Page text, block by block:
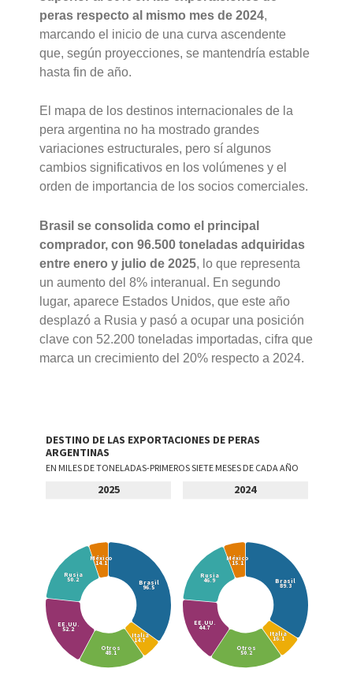
peras respecto al mismo mes de 2024,
marcando el inicio de una curva ascendente
que, según proyecciones, se mantendría estable
hasta fin de año.
El mapa de los destinos internacionales de la
pera argentina no ha mostrado grandes
variaciones estructurales, pero sí algunos
cambios significativos en los volúmenes y el
orden de importancia de los socios comerciales.
Brasil se consolida como el principal
comprador, con 96.500 toneladas adquiridas
entre enero y julio de 2025, lo que representa
un aumento del 8% interanual. En segundo
lugar, aparece Estados Unidos, que este año
desplazó a Rusia y pasó a ocupar una posición
clave con 52.200 toneladas importadas, cifra que
marca un crecimiento del 20% respecto a 2024.